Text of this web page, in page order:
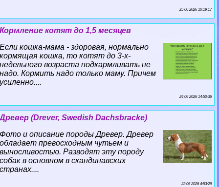
25 06 2026 10:19:17
Кормление котят до 1,5 месяцев
Если кошка-мама - здоровая, нормально
кормящая кошка, то котят до 3-х-
недельного возраста подкармливать не
надо. Кормить надо только маму. Причем
усиленно....
24 06 2026 14:50:36
Древер (Drever, Swedish Dachsbracke)
Фото и описание породы Древер. Древер
обладает превосходным чутьем и
выносливостью. Разводят эту породу
собак в основном в скандинавских
странах....
23 06 2026 4:53:29